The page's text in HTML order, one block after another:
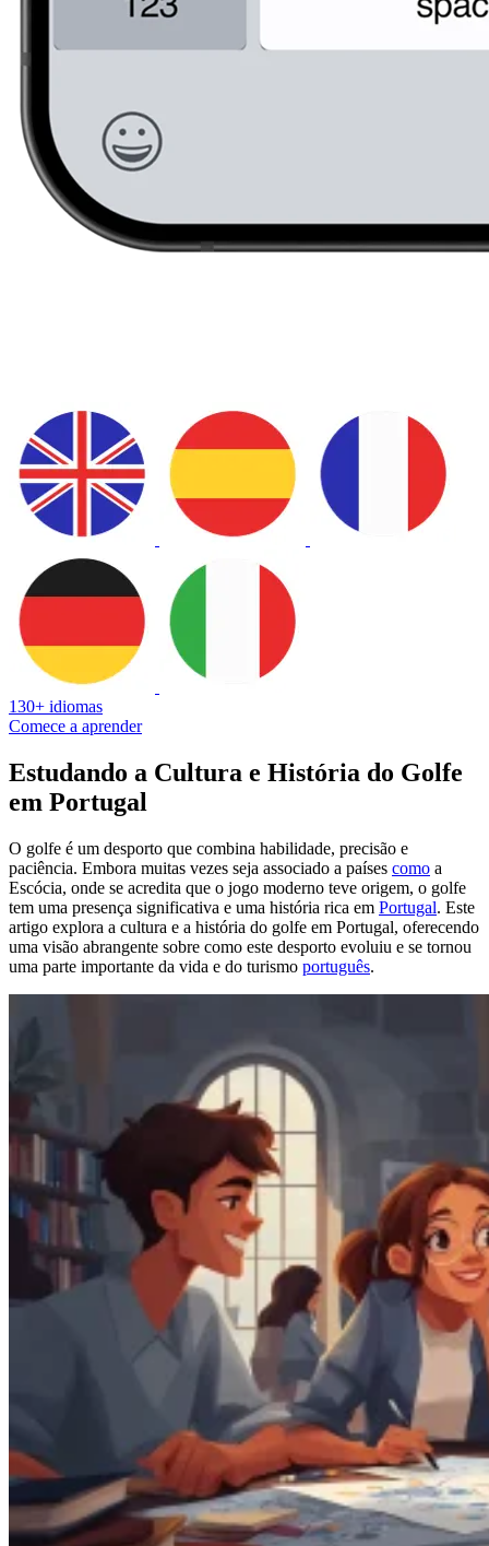
130+ idiomas
Comece a aprender
Estudando a Cultura e História do Golfe
em Portugal
O golfe é um desporto que combina habilidade, precisão e
paciência. Embora muitas vezes seja associado a países como a
Escócia, onde se acredita que o jogo moderno teve origem, o golfe
tem uma presença significativa e uma história rica em Portugal. Este
artigo explora a cultura e a história do golfe em Portugal, oferecendo
uma visão abrangente sobre como este desporto evoluiu e se tornou
uma parte importante da vida e do turismo português.